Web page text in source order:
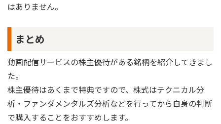
はありません。
まとめ
動画配信サービスの株主優待がある銘柄を紹介してきまし
た。
株主優待はあくまで特典ですので、株式はテクニカル分
析・ファンダメンタルズ分析などを行ってから自身の判断
で購入することをおすすめします。